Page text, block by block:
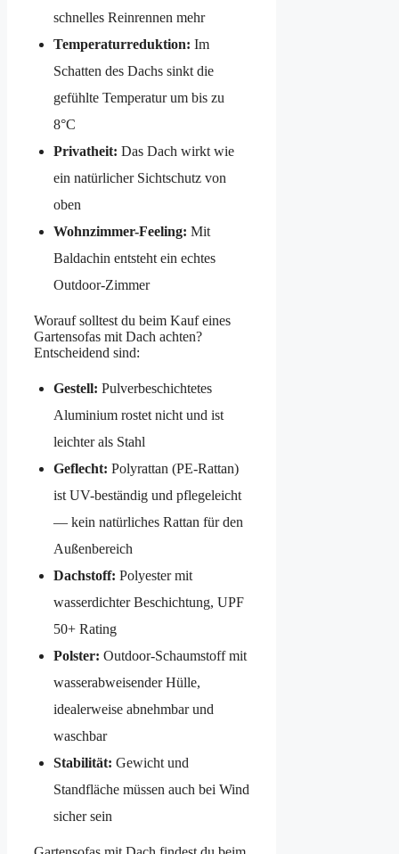
schnelles Reinrennen mehr
Temperaturreduktion: Im
Schatten des Dachs sinkt die
gefühlte Temperatur um bis zu
8°C
Privatheit: Das Dach wirkt wie
ein natürlicher Sichtschutz von
oben
Wohnzimmer-Feeling: Mit
Baldachin entsteht ein echtes
Outdoor-Zimmer
Worauf solltest du beim Kauf eines
Gartensofas mit Dach achten?
Entscheidend sind:
Gestell: Pulverbeschichtetes
Aluminium rostet nicht und ist
leichter als Stahl
Geflecht: Polyrattan (PE-Rattan)
ist UV-beständig und pflegeleicht
— kein natürliches Rattan für den
Außenbereich
Dachstoff: Polyester mit
wasserdichter Beschichtung, UPF
50+ Rating
Polster: Outdoor-Schaumstoff mit
wasserabweisender Hülle,
idealerweise abnehmbar und
waschbar
Stabilität: Gewicht und
Standfläche müssen auch bei Wind
sicher sein